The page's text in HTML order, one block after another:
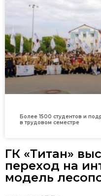
Более 1500 студентов и
в трудовом семестре
ГК «Титан»
переход на
модель